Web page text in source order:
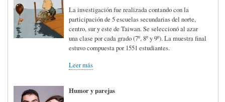
La investigación fue realizada contando con la
participación de 5 escuelas secundarias del norte,
centro, sur y este de Taiwan. Se seleccionó al azar
una clase por cada grado (7º, 8º y 9º). La muestra final
estuvo compuesta por 1551 estudiantes.
Leer más
Humor y parejas